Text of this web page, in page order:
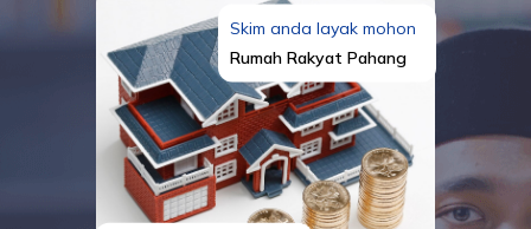
Skim anda layak mohon
Rumah Rakyat Pahang